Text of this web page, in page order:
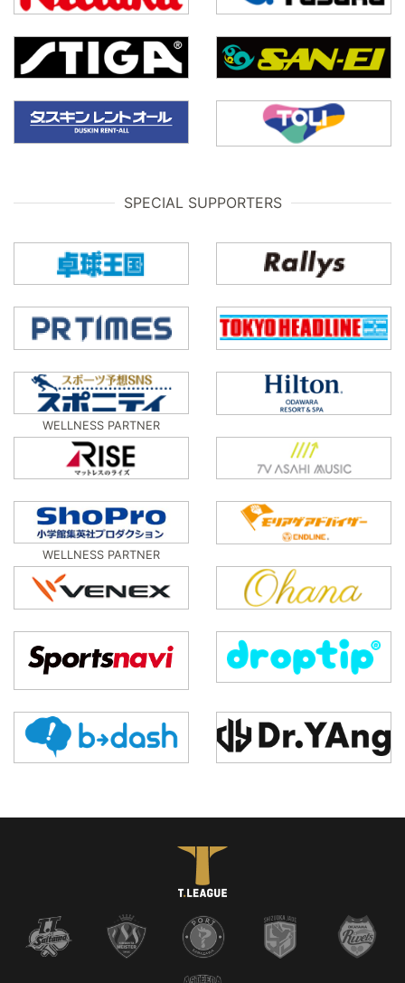
SPECIAL SUPPORTERS
WELLNESS PARTNER
WELLNESS PARTNER